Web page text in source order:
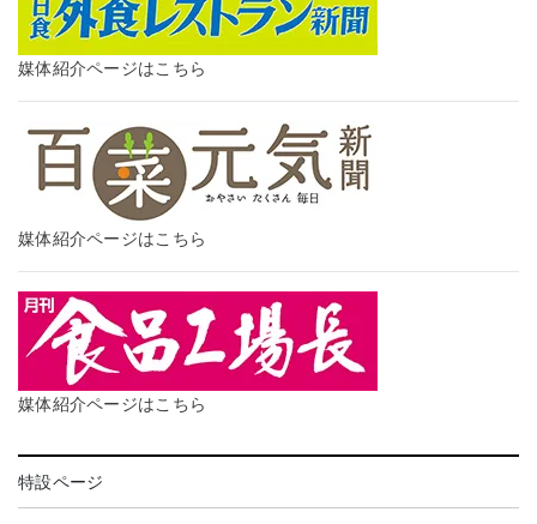
媒体紹介ページはこちら
媒体紹介ページはこちら
媒体紹介ページはこちら
特設ページ